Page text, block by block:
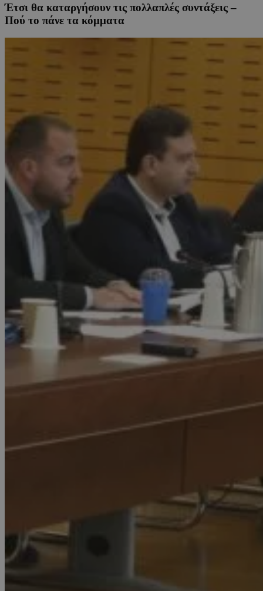
Έτσι θα καταργήσουν τις πολλαπλές συντάξεις –
Πού το πάνε τα κόμματα